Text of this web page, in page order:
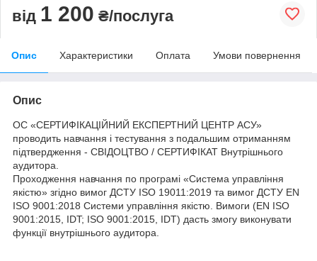
від 1 200 ₴/послуга
Опис Характеристики Оплата Умови повернення
Опис
ОС «СЕРТИФІКАЦІЙНИЙ ЕКСПЕРТНИЙ ЦЕНТР АСУ»
проводить навчання і тестування з подальшим отриманням
підтвердження - СВІДОЦТВО / СЕРТИФІКАТ Внутрішнього
аудитора.
Проходження навчання по програмі «Система управління
якістю» згідно вимог ДСТУ ISO 19011:2019 та вимог ДСТУ EN
ISO 9001:2018 Системи управління якістю. Вимоги (EN ISO
9001:2015, IDT; ISO 9001:2015, IDT) дасть змогу виконувати
функції внутрішнього аудитора.